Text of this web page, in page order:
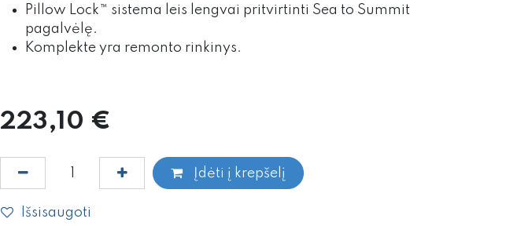
Pillow Lock™ sistema leis lengvai pritvirtinti Sea to Summit
pagalvėlę.
Komplekte yra remonto rinkinys.
223,10 €
Įdėti į krepšelį
Išsisaugoti